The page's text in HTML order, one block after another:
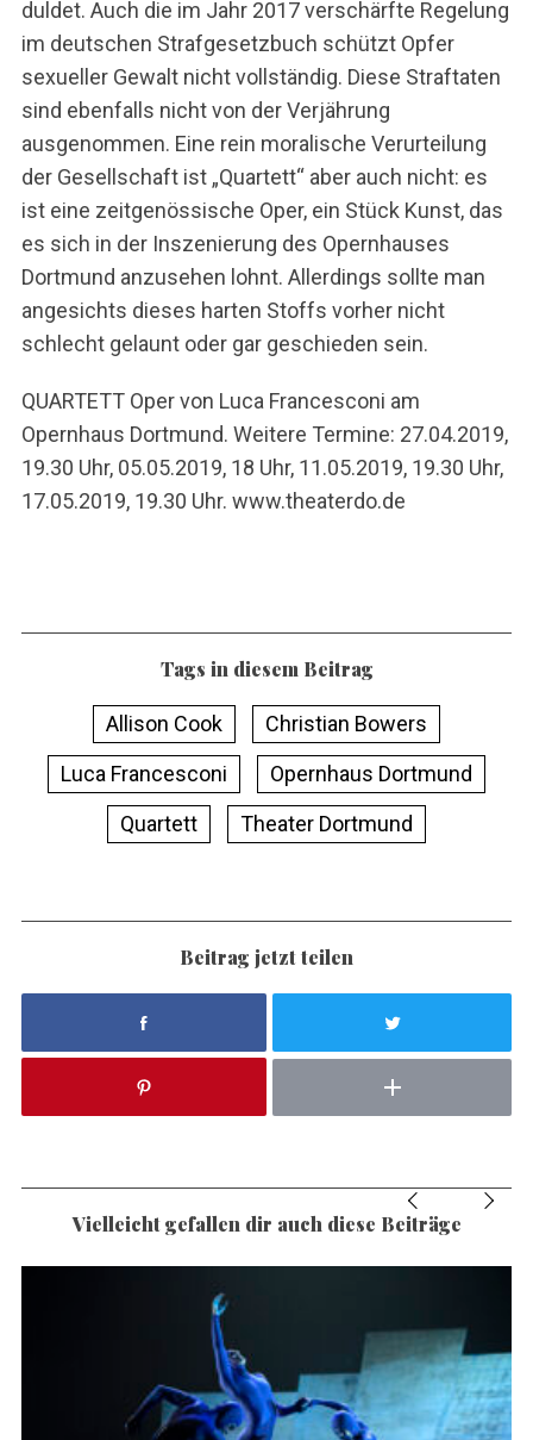
duldet. Auch die im Jahr 2017 verschärfte Regelung
im deutschen Strafgesetzbuch schützt Opfer
sexueller Gewalt nicht vollständig. Diese Straftaten
sind ebenfalls nicht von der Verjährung
ausgenommen. Eine rein moralische Verurteilung
der Gesellschaft ist „Quartett“ aber auch nicht: es
ist eine zeitgenössische Oper, ein Stück Kunst, das
es sich in der Inszenierung des Opernhauses
Dortmund anzusehen lohnt. Allerdings sollte man
angesichts dieses harten Stoffs vorher nicht
schlecht gelaunt oder gar geschieden sein.
QUARTETT Oper von Luca Francesconi am
Opernhaus Dortmund. Weitere Termine: 27.04.2019,
19.30 Uhr, 05.05.2019, 18 Uhr, 11.05.2019, 19.30 Uhr,
17.05.2019, 19.30 Uhr. www.theaterdo.de
Tags in diesem Beitrag
Allison Cook
Christian Bowers
Luca Francesconi
Opernhaus Dortmund
Quartett
Theater Dortmund
Beitrag jetzt teilen
Vielleicht gefallen dir auch diese Beiträge